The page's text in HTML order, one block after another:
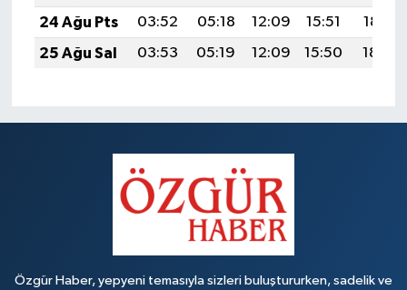
24 Ağu Pts
03:52 05:18 12:09 15:51
18:50
25 Ağu Sal
03:53 05:19 12:09 15:50 18:49
Özgür Haber, yepyeni temasıyla sizleri buluştururken, sadelik ve